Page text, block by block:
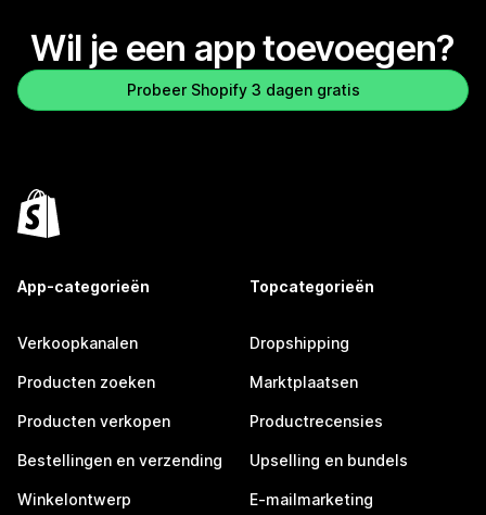
Wil je een app toevoegen?
Probeer Shopify 3 dagen gratis
App-categorieën
Verkoopkanalen
Producten zoeken
Producten verkopen
Bestellingen en verzending
Winkelontwerp
Topcategorieën
Dropshipping
Marktplaatsen
Productrecensies
Upselling en bundels
E-mailmarketing